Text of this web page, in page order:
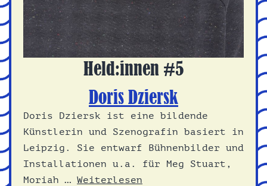
Held:innen #5
Doris Dziersk
Doris Dziersk ist eine bildende
Künstlerin und Szenografin basiert in
Leipzig. Sie entwarf Bühnenbilder und
Installationen u.a. für Meg Stuart,
Moriah … Weiterlesen